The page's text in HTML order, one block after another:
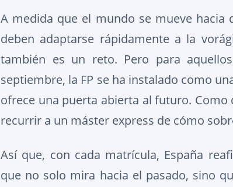
A medida que el mundo se mueve hacia
deben adaptarse rápidamente a la
también es un reto. Pero para
septiembre, la FP se ha instalado como
ofrece una puerta abierta al futuro.
recurrir a un máster express de cómo
Así que, con cada matrícula, España
que no solo mira hacia el pasado, sino